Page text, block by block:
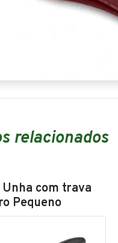
relacionados
com trava
Pequeno